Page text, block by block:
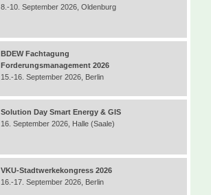
8.-10. September 2026, Oldenburg
BDEW Fachtagung
Forderungsmanagement 2026
15.-16. September 2026, Berlin
Solution Day Smart Energy & GIS
16. September 2026, Halle (Saale)
VKU-Stadtwerkekongress 2026
16.-17. September 2026, Berlin